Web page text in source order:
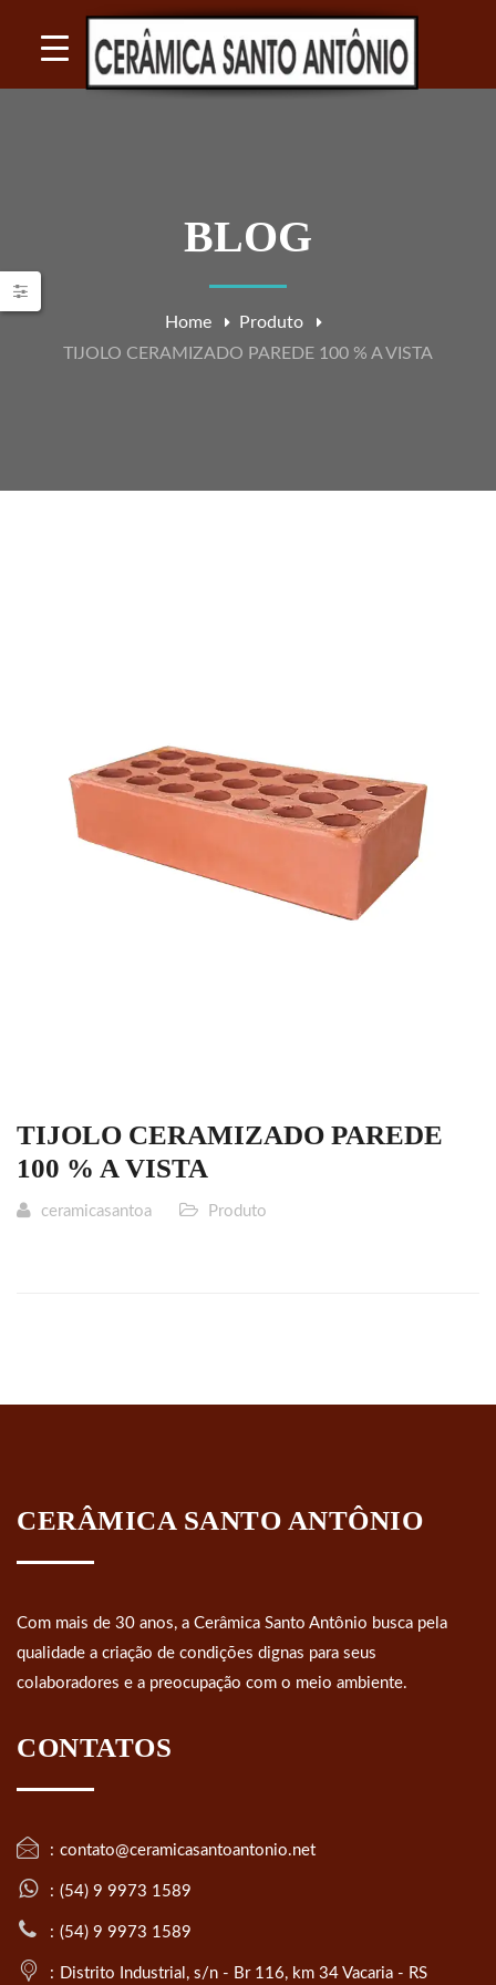
BLOG
Home
Produto
TIJOLO CERAMIZADO PAREDE 100 % A VISTA
TIJOLO CERAMIZADO PAREDE
100 % A VISTA
ceramicasantoa Produto
CERÂMICA SANTO ANTÔNIO
Com mais de 30 anos, a Cerâmica Santo Antônio busca pela
qualidade a criação de condições dignas para seus
colaboradores e a preocupação com o meio ambiente.
CONTATOS
contato@ceramicasantoantonio.net
(54) 9 9973 1589
(54) 9 9973 1589
Distrito Industrial, s/n - Br 116, km 34 Vacaria - RS